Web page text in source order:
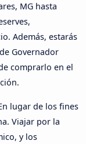
MG hasta
Además, estarás
Governador
comprarlo en el
lugar de los fines
Viajar por la
y los